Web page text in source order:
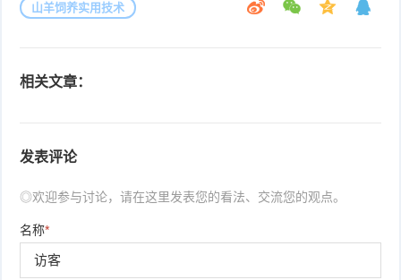
山羊饲养实用技术
相关文章：
发表评论
◎欢迎参与讨论，请在这里发表您的看法、交流您的观点。
名称*